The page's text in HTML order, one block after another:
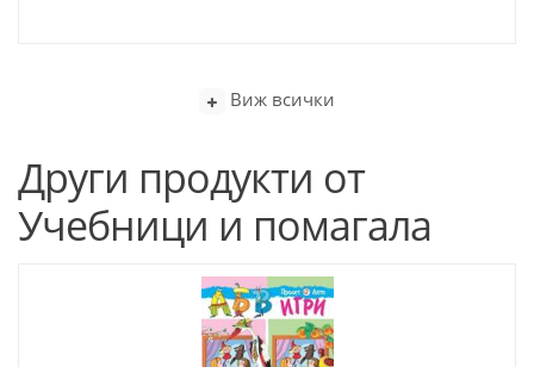
Виж всички
Други продукти от
Учебници и помагала